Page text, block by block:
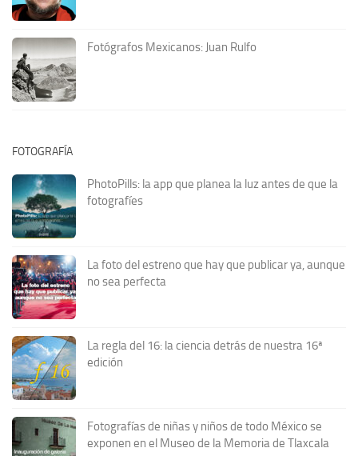
Fotógrafos Mexicanos: Juan Rulfo
FOTOGRAFÍA
PhotoPills: la app que planea la luz antes de que la
fotografíes
La foto del estreno que hay que publicar ya, aunque
no sea perfecta
La regla del 16: la ciencia detrás de nuestra 16ª
edición
Fotografías de niñas y niños de todo México se
exponen en el Museo de la Memoria de Tlaxcala